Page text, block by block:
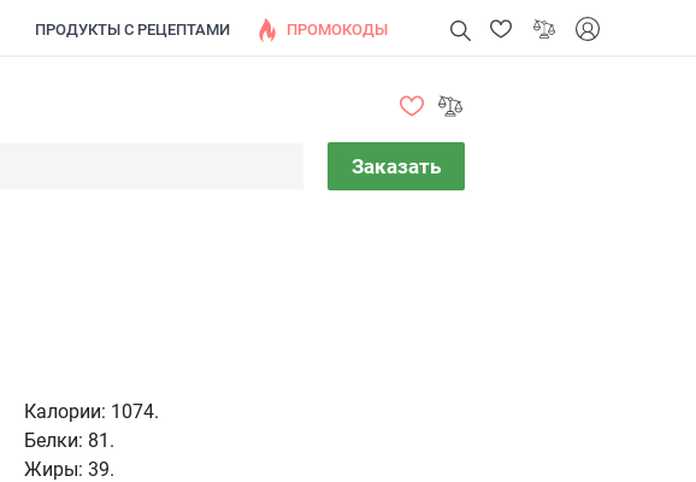
ПРОДУКТЫ С РЕЦЕПТАМИ ПРОМОКОДЫ
Заказать
Калории: 1074.
Белки: 81.
Жиры: 39.